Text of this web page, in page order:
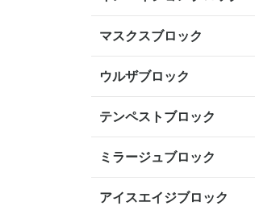
マスクスブロック
ウルザブロック
テンペストブロック
ミラージュブロック
アイスエイジブロック